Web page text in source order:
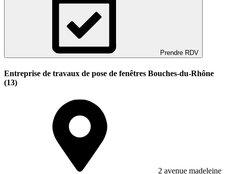
Prendre RDV
Entreprise de travaux de pose de fenêtres Bouches-du-Rhône
(13)
2 avenue madeleine